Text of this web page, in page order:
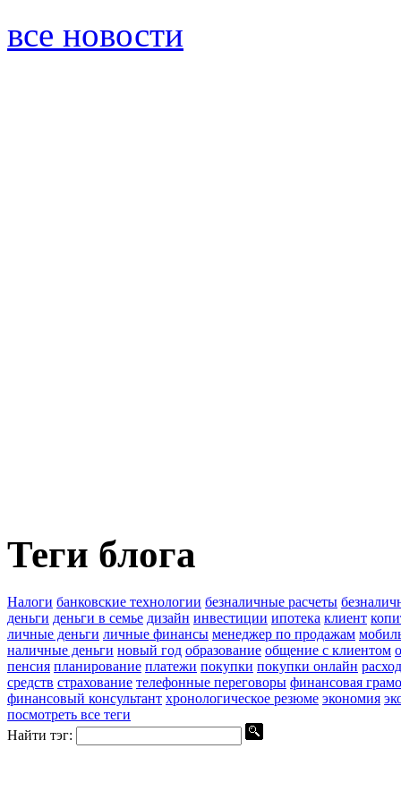
все новости
Теги блога
Налоги банковские технологии безналичные расчеты
деньги деньги в семье дизайн инвестиции ипотека клиент
личные деньги личные финансы менеджер по продажам
наличные деньги новый год образование общение с клиентом
пенсия планирование платежи покупки покупки онлайн
средств страхование телефонные переговоры финансовая
финансовый консультант хронологическое резюме экономия
посмотреть все теги
Найти тэг: